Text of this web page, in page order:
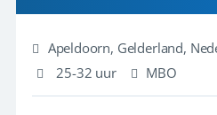
Apeldoorn, Gelderland,
25-32 uur
MBO